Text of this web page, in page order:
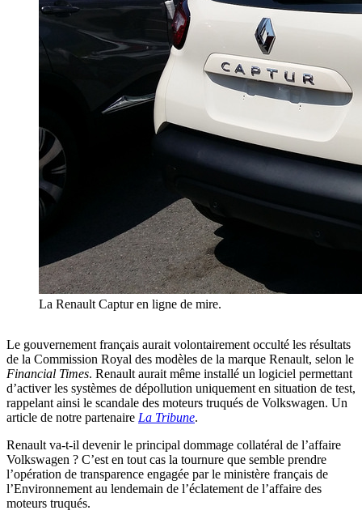
La Renault Captur en ligne de mire.
Le gouvernement français aurait volontairement occulté les résultats
de la Commission Royal des modèles de la marque Renault, selon le
Financial Times. Renault aurait même installé un logiciel permettant
d’activer les systèmes de dépollution uniquement en situation de test,
rappelant ainsi le scandale des moteurs truqués de Volkswagen. Un
article de notre partenaire La Tribune.
Renault va-t-il devenir le principal dommage collatéral de l’affaire
Volkswagen ? C’est en tout cas la tournure que semble prendre
l’opération de transparence engagée par le ministère français de
l’Environnement au lendemain de l’éclatement de l’affaire des
moteurs truqués.